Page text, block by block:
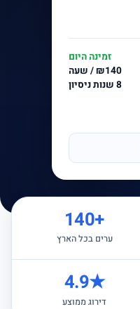
זמינה היום
₪140 / שעה
8 שנות ניסיון
+140
ערים בכל הארץ
★4.9
דירוג ממוצע